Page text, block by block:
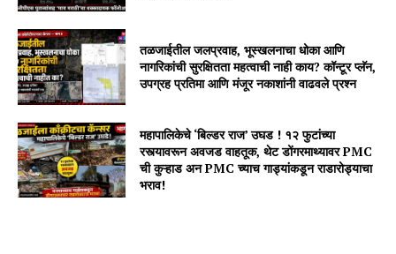
तळजाईतील जलप्रवाह, भूस्खलनाचा धोका आणि
नागरिकांची सुरक्षितता महत्वाची नाही काय? कॉन्टूर प्लॅन,
उपग्रह प्रतिमा आणि मंजूर नकाशांनी वाढवले प्रश्न
महापालिकेचे ‘बिल्डर राज’ उघड ! १२ फुटांच्या
रस्त्यावरून अवजड वाहतूक, थेट डोंगरमाथ्यावर PMC
ची कुऱ्हाड अन PMC च्याच गाड्यांकडून राडारोड्याचा
भराव!